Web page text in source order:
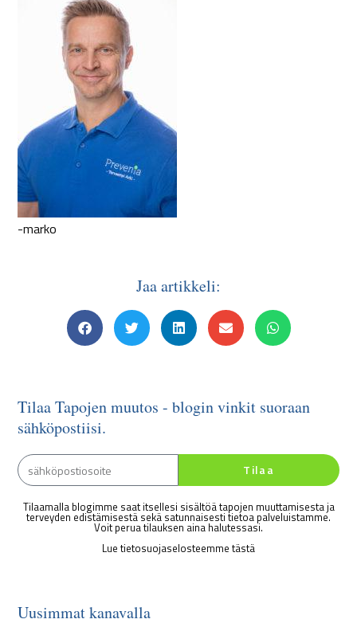
-marko
Jaa artikkeli:
Tilaa Tapojen muutos - blogin vinkit suoraan
sähköpostiisi.
Tilaa
Tilaamalla blogimme saat itsellesi sisältöä tapojen muuttamisesta ja
terveyden edistämisestä sekä satunnaisesti tietoa palveluistamme.
Voit perua tilauksen aina halutessasi.
Lue tietosuojaselosteemme tästä
Uusimmat kanavalla